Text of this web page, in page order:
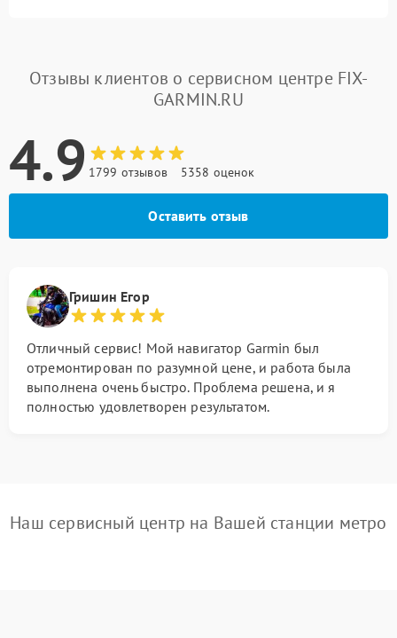
Отзывы клиентов о сервисном центре FIX-
GARMIN.RU
4.9 1799 отзывов 5358 оценок
Оставить отзыв
Гришин Егор
Отличный сервис! Мой навигатор Garmin был
отремонтирован по разумной цене, и работа была
выполнена очень быстро. Проблема решена, и я
полностью удовлетворен результатом.
Наш сервисный центр на Вашей станции метро